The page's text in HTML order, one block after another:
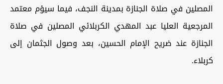
المصلين في صلاة الجنازة بمدينة النجف، فيما سيؤم معتمد
المرجعية العليا عبد المهدي الكربلائي المصلين في صلاة
الجنازة عند ضريح الإمام الحسين، بعد وصول الجثمان إلى
كربلاء.